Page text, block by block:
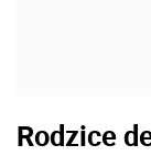
Rodzice